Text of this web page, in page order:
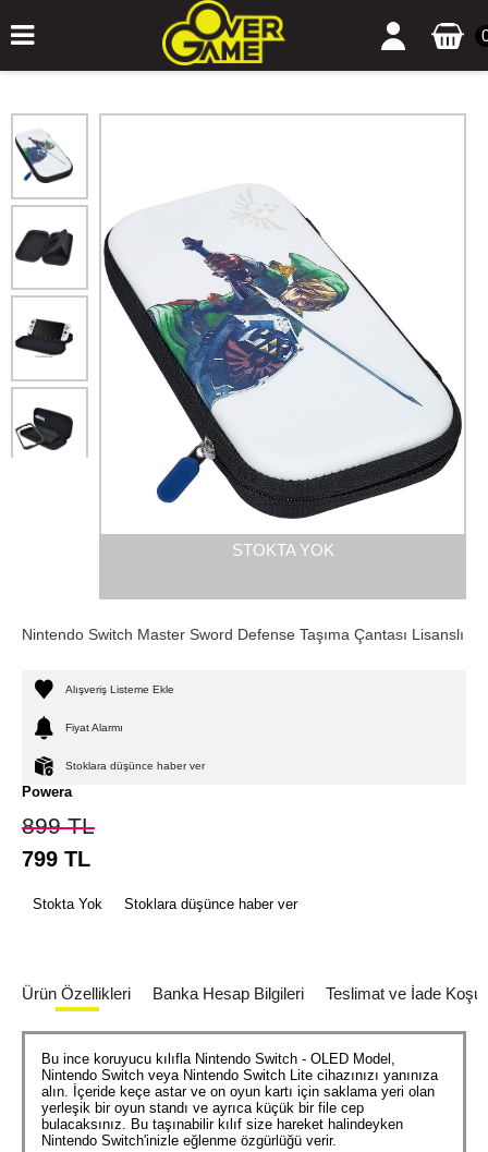
STOKTA YOK
Nintendo Switch Master Sword Defense Taşıma Çantası Lisanslı
Alışveriş Listeme Ekle
Fiyat Alarmı
Stoklara düşünce haber ver
Powera
899TL
799 TL
Stokta Yok Stoklara düşünce haber ver
Ürün Özellikleri Banka Hesap Bilgileri Teslimat ve İade
Bu ince koruyucu kılıfla Nintendo Switch - OLED Model,
Nintendo Switch veya Nintendo Switch Lite cihazınızı yanınıza
alın. İçeride keçe astar ve on oyun kartı için saklama yeri olan
yerleşik bir oyun standı ve ayrıca küçük bir file cep
bulacaksınız. Bu taşınabilir kılıf size hareket halindeyken
Nintendo Switch'inizle eğlenme özgürlüğü verir.